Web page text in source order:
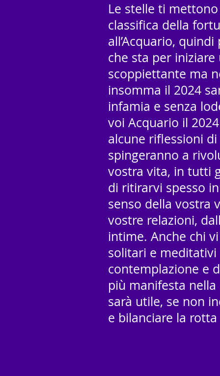
Le stelle ti
classifica della
all’Acquario,
che sta per
scoppiettante ma
insomma il 2024
infamia e senza
voi Acquario il
alcune riflessioni
spingeranno a
vostra vita, in tutti
di ritirarvi spesso
senso della vostra
vostre relazioni,
intime. Anche chi
solitari e
contemplazione e
più manifesta nella
sarà utile, se non
e bilanciare la